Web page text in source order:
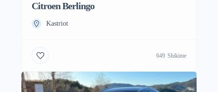
Citroen Berlingo
Kastriot
649 Shikime